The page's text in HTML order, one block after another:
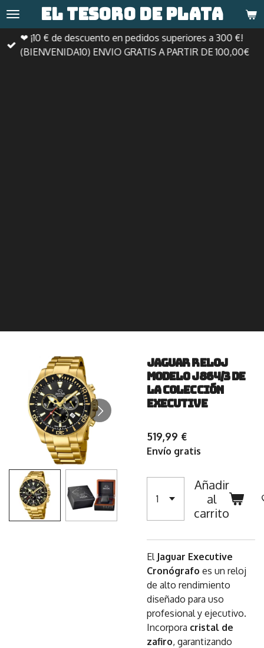
Ir
al
contenido
principal
El tesoro de plata
❤ ¡10 € de descuento en pedidos superiores a 300 €!
(BIENVENIDA10) ENVIO GRATIS A PARTIR DE 100,00€
JAGUAR Reloj
modelo J864/3 de
la colección
EXECUTIVE
519,99 €
Envío gratis
Añadir
al
carrito
El Jaguar Executive
Cronógrafo es un reloj
de alto rendimiento
diseñado para uso
profesional y ejecutivo.
Incorpora cristal de
zafiro, garantizando